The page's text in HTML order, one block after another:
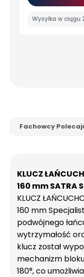
Wysyłka w ciągu
Fachowcy
KLUCZ
160 mmSATRA
KLUCZ
160 mm
podwójnego
wytrzymałość
klucz został
mechanizm
180°, co